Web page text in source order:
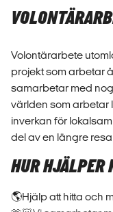
Volontärarbete
projekt som arbetar
samarbetar med
världen som arbetar
inverkan för
del av en längre
HUR HJÄLPER
🌎Hjälp att hitta och